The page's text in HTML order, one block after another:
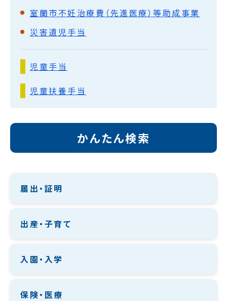
室蘭市不妊治療費（先進医療）等助成事業
災害遺児手当
児童手当
児童扶養手当
かんたん検索
届出・証明
出産・子育て
入園・入学
保険・医療